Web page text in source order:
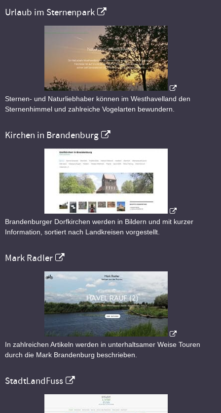
Urlaub im Sternenpark
Sternen- und Naturliebhaber können im Westhavelland den
Sternenhimmel und zahlreiche Vogelarten bewundern.
Kirchen in Brandenburg
Brandenburger Dorfkirchen werden in Bildern und mit kurzer
Information, sortiert nach Landkreisen vorgestellt.
Mark Radler
In zahlreichen Artikeln werden in unterhaltsamer Weise Touren
durch die Mark Brandenburg beschrieben.
StadtLandFuss